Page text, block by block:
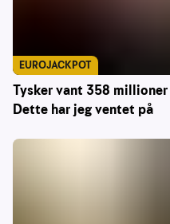
Tysker vant 358
Dette har jeg ventet på
EUROJACKPOT